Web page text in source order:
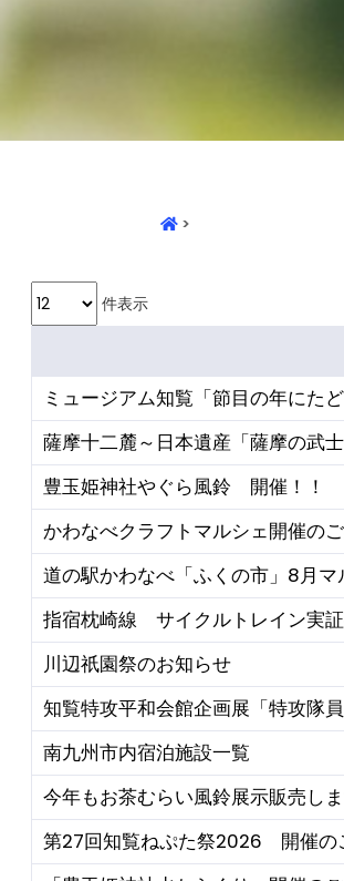
>
件表示
ミュージアム知覧「節目の年にた
薩摩十二麓～日本遺産「薩摩の武
豊玉姫神社やぐら風鈴 開催！！
かわなべクラフトマルシェ開催の
道の駅かわなべ「ふくの市」8月
指宿枕崎線 サイクルトレイン実
川辺祇園祭のお知らせ
知覧特攻平和会館企画展「特攻隊
南九州市内宿泊施設一覧
今年もお茶むらい風鈴展示販売しま
第27回知覧ねぷた祭2026 開催の